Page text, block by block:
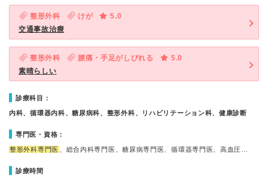
整形外科 けが
5.0
交通事故治療
整形外科 腰痛・手足がしびれる
5.0
素晴らしい
診療科目：
内科、循環器内科、糖尿病科、整形外科、リハビリテーション科、健康診断
専門医・資格：
整形外科専門医 、総合内科専門医、糖尿病専門医、循環器専門医、高血圧…
診療時間